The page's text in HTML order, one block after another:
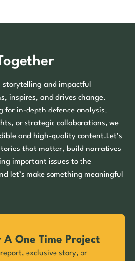
storytelling and impactful
inspires, and drives change.
for in-depth defence analysis,
or strategic collaborations, we
and high-quality content.Let’s
that matter, build narratives
important issues to the
let’s make something meaningful
A One Time Project
exclusive story, or